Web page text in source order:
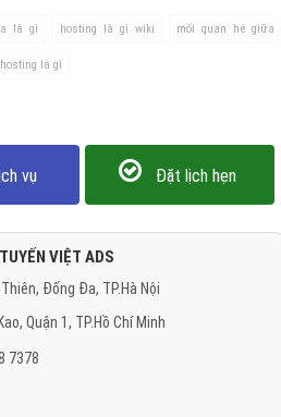
là gì hosting là gì wiki mối quan hệ giữa
là gì
vụ Đặt lịch hẹn
VIỆT ADS
Đống Đa, TP.Hà Nội
Quận 1, TP.Hồ Chí Minh
7378